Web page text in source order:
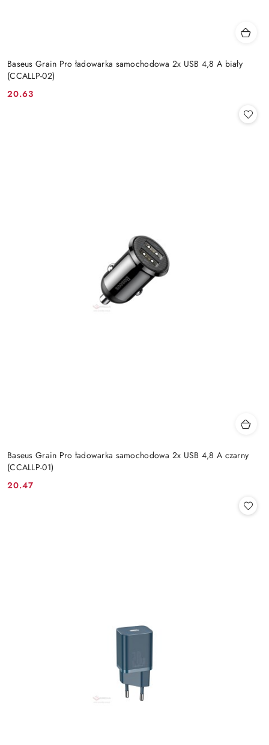
Baseus Grain Pro ładowarka samochodowa 2x USB 4,8 A biały
(CCALLP-02)
Cena:
20.63
Baseus Grain Pro ładowarka samochodowa 2x USB 4,8 A czarny
(CCALLP-01)
Cena:
20.47